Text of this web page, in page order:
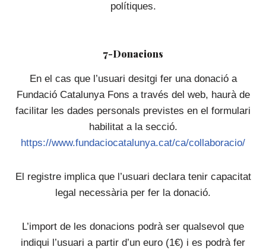
polítiques.
7-Donacions
En el cas que l’usuari desitgi fer una donació a
Fundació Catalunya Fons a través del web, haurà de
facilitar les dades personals previstes en el formulari
habilitat a la secció.
https://www.fundaciocatalunya.cat/ca/collaboracio/
El registre implica que l’usuari declara tenir capacitat
legal necessària per fer la donació.
L’import de les donacions podrà ser qualsevol que
indiqui l’usuari a partir d’un euro (1€) i es podrà fer